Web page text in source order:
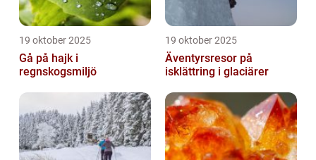
19 oktober 2025
Gå på hajk i
regnskogsmiljö
19 oktober 2025
Äventyrsresor på
isklättring i glaciärer